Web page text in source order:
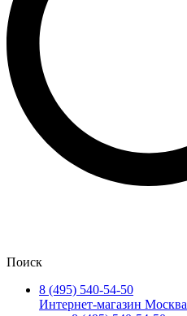
Поиск
8 (495) 540-54-50
Интернет-магазин Москва